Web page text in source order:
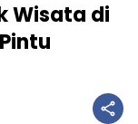
Wisata di